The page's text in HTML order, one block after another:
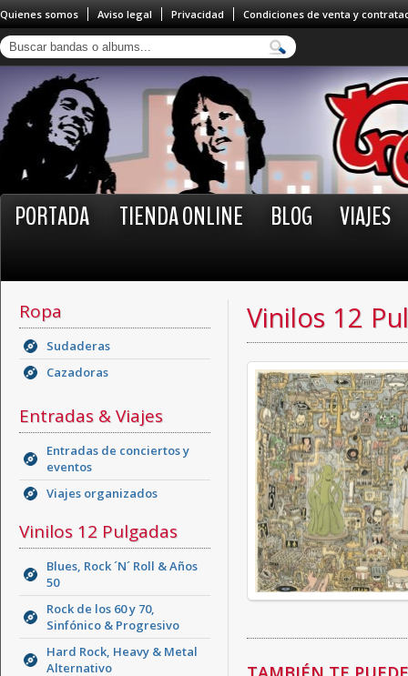
Quienes somos Aviso legal Privacidad Condiciones de venta y
PORTADA TIENDA ONLINE BLOG VIAJES
Ropa
Sudaderas
Cazadoras
Entradas & Viajes
Entradas de conciertos y
eventos
Viajes organizados
Vinilos 12 Pulgadas
Blues, Rock ´N´ Roll & Años
50
Rock de los 60 y 70,
Sinfónico & Progresivo
Hard Rock, Heavy & Metal
Alternativo
Vinilos 12